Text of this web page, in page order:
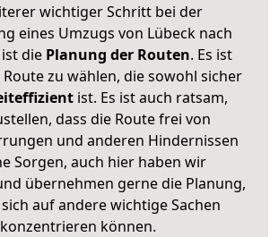
wichtiger Schritt bei der
eines Umzugs von Lübeck nach
die Planung der Routen. Es ist
zu wählen, die sowohl sicher
ist. Es ist auch ratsam,
dass die Route frei von
und anderen Hindernissen
Sorgen, auch hier haben wir
übernehmen gerne die Planung,
auf andere wichtige Sachen
konzentrieren können.